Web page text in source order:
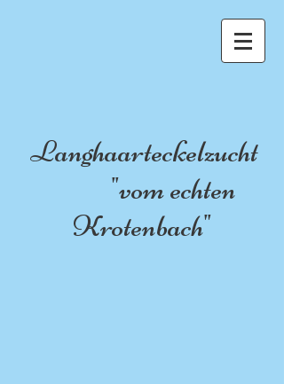
Langhaarteckelzucht
"vom echten
Krotenbach"